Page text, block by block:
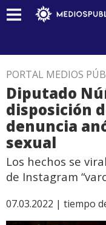
PORTAL MEDIOS
Diputado
disposición
denuncia
sexual
Los hechos se
de Instagram
07.03.2022 | tiempo